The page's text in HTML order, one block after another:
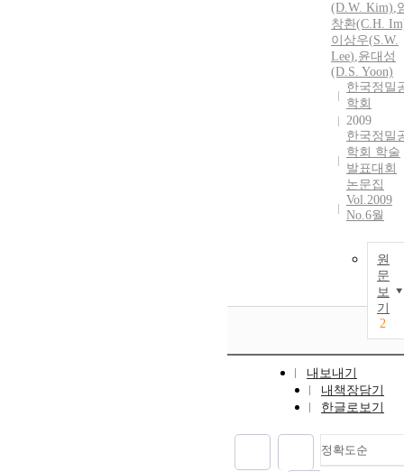
(D.W. Kim),
창환(C.H.
이상우(S.W.
Lee),윤대성
(D.S. Yoon)
한국정밀
학회
2009
한국정밀
학회 학술
발표대회
논문집
Vol.2009
No.6월
원
문
보
기
2
내보내기
내책장담기
한글로보기
정확도순